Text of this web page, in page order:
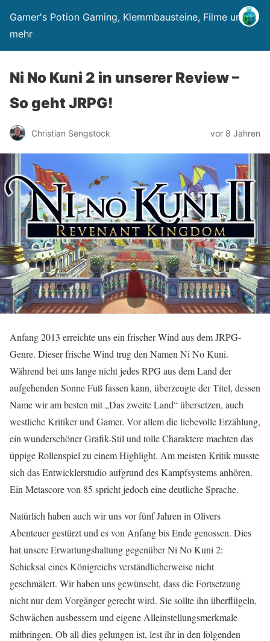
Gamer's Potion Gaming, Klemmbausteine, Filme und
mehr
Ni No Kuni 2 in unserer Review –
So geht JRPG!
Christian Sengstock vor 8 Jahren
Anfang 2013 erreichte uns ein frischer Wind aus dem JRPG-
Genre. Dieser frische Wind trug den Namen Ni No Kuni.
Während bei uns lange nicht jedes RPG aus dem Land der
aufgehenden Sonne Fuß fassen kann, überzeugte der Titel, dessen
Name wir am besten mit „Das zweite Land“ übersetzen, auch
westliche Kritiker und Gamer. Vor allem die liebevolle Erzählung,
ein wunderschöner Grafik-Stil und tolle Charaktere machten das
üppige Rollenspiel zu einem Highlight. Am meisten Kritik musste
sich das Entwicklerstudio aufgrund des Kampfsystems anhören.
Ein Metascore von 85 spricht jedoch eine deutliche Sprache.
Natürlich haben auch wir uns vor fünf Jahren in Olivers
Abenteuer gestürzt und es von Anfang bis Ende genossen. Dies
hat unsere Erwartungshaltung gegenüber Ni No Kuni 2:
Schicksal eines Königreichs verständlicherweise nicht
geschmälert. Wir haben uns gewünscht, dass die Fortsetzung
nicht nur dem Vorgänger gerecht wird. Sie sollte ihn überflügeln,
Schwächen ausbessern und eigene Alleinstellungsmerkmale
mitbringen. Ob all dies gelungen ist, lest ihr in den folgenden